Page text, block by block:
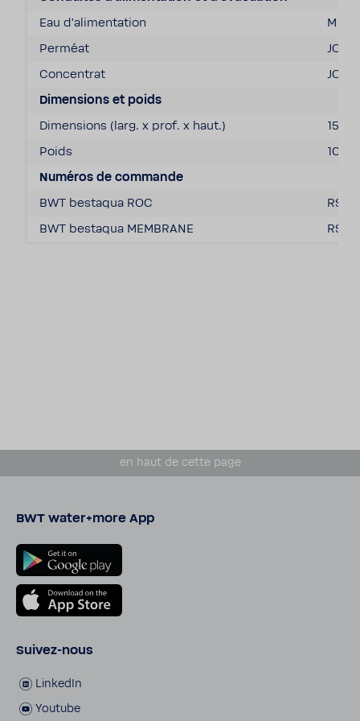
Eau d'ali­men­ta­tion
M ¾"
Perméat
Concen­trat
Dimen­sions et poids
Dimen­sions (larg. x prof. x haut.)
153
Poids
10,3
Numéros de commande
BWT bestaqua ROC
BWT bestaqua MEMBRANE
en haut de cette page
BWT water+more App
Suivez-​nous
LinkedIn
Youtube